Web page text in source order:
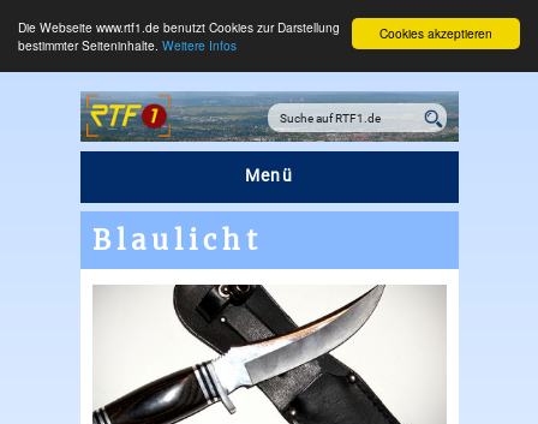
Cookies akzeptieren
Die Webseite www.rtf1.de benutzt Cookies zur Darstellung
bestimmter Seiteninhalte. Weitere Infos
Menü
Blaulicht
Nach Messerangriff in Haft